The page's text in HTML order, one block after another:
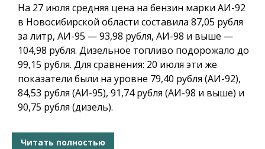
На 27 июля средняя цена на бензин марки АИ-92
в Новосибирской области составила 87,05 рубля
за литр, АИ-95 — 93,98 рубля, АИ-98 и выше —
104,98 рубля. Дизельное топливо подорожало до
99,15 рубля. Для сравнения: 20 июля эти же
показатели были на уровне 79,40 рубля (АИ-92),
84,53 рубля (АИ-95), 91,74 рубля (АИ-98 и выше) и
90,75 рубля (дизель).
Читать полностью